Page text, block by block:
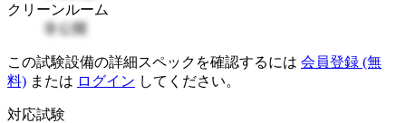
クリーンルーム
非公開
この試験設備の詳細スペックを確認するには 会員登録 (無
料) または ログイン してください。
対応試験